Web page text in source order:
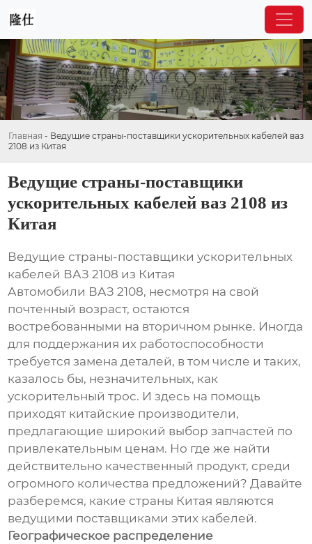
Главная - Ведущие страны-поставщики ускорительных кабелей ваз
2108 из Китая
Ведущие страны-поставщики
ускорительных кабелей ваз 2108 из
Китая
Ведущие страны-поставщики ускорительных
кабелей ВАЗ 2108 из Китая
Автомобили ВАЗ 2108, несмотря на свой
почтенный возраст, остаются
востребованными на вторичном рынке. Иногда
для поддержания их работоспособности
требуется замена деталей, в том числе и таких,
казалось бы, незначительных, как
ускорительный трос. И здесь на помощь
приходят китайские производители,
предлагающие широкий выбор запчастей по
привлекательным ценам. Но где же найти
действительно качественный продукт, среди
огромного количества предложений? Давайте
разберемся, какие страны Китая являются
ведущими поставщиками этих кабелей.
Географическое распределение